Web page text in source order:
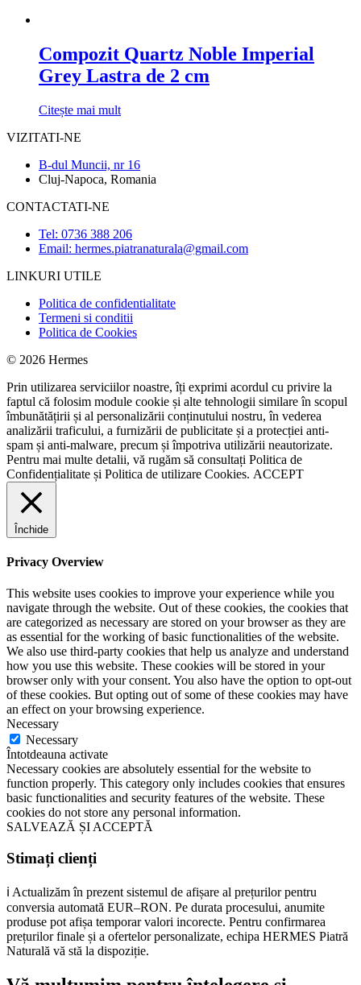
Compozit Quartz Noble Imperial
Grey Lastra de 2 cm
Citește mai mult
VIZITATI-NE
B-dul Muncii, nr 16
Cluj-Napoca, Romania
CONTACTATI-NE
Tel: 0736 388 206
Email: hermes.piatranaturala@gmail.com
LINKURI UTILE
Politica de confidentialitate
Termeni si conditii
Politica de Cookies
© 2026 Hermes
Prin utilizarea serviciilor noastre, îți exprimi acordul cu privire la
faptul că folosim module cookie și alte tehnologii similare în scopul
îmbunătățirii și al personalizării conținutului nostru, în vederea
analizării traficului, a furnizării de publicitate și a protecției anti-
spam și anti-malware, precum și împotriva utilizării neautorizate.
Pentru mai multe detalii, vă rugăm să consultați Politica de
Confidențialitate și Politica de utilizare Cookies. ACCEPT
Închide
Privacy Overview
This website uses cookies to improve your experience while you
navigate through the website. Out of these cookies, the cookies that
are categorized as necessary are stored on your browser as they are
as essential for the working of basic functionalities of the website.
We also use third-party cookies that help us analyze and understand
how you use this website. These cookies will be stored in your
browser only with your consent. You also have the option to opt-out
of these cookies. But opting out of some of these cookies may have
an effect on your browsing experience.
Necessary
Necessary
Întotdeauna activate
Necessary cookies are absolutely essential for the website to
function properly. This category only includes cookies that ensures
basic functionalities and security features of the website. These
cookies do not store any personal information.
SALVEAZĂ ȘI ACCEPTĂ
Stimați clienți
ℹ️ Actualizăm în prezent sistemul de afișare al prețurilor pentru
conversia automată EUR–RON. Pe durata procesului, anumite
produse pot afișa temporar valori incorecte. Pentru confirmarea
prețurilor finale și a ofertelor personalizate, echipa HERMES Piatră
Naturală vă stă la dispoziție.